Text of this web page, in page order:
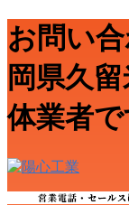
お問い
岡県久
体業者